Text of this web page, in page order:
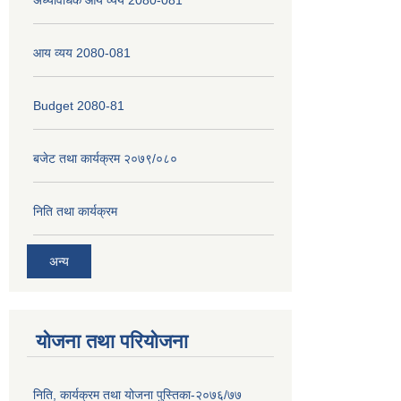
आय व्यय 2080-081
Budget 2080-81
बजेट तथा कार्यक्रम २०७९/०८०
निति तथा कार्यक्रम
अन्य
योजना तथा परियोजना
निति, कार्यक्रम तथा योजना पुस्तिका-२०७६/७७